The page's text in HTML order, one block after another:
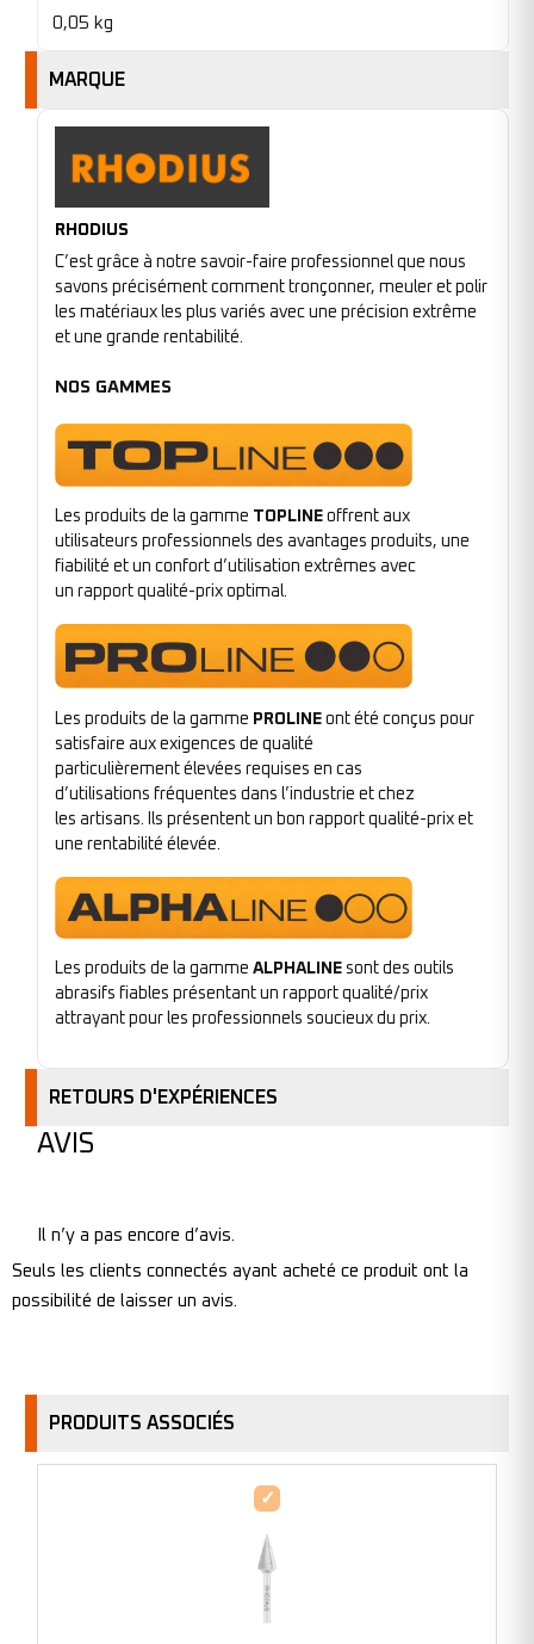
0,05 kg
MARQUE
RHODIUS
C’est grâce à notre savoir-faire professionnel que nous
savons précisément comment tronçonner, meuler et polir
les matériaux les plus variés avec une précision extrême
et une grande rentabilité.
NOS GAMMES
Les produits de la gamme TOPLINE offrent aux
utilisateurs professionnels des avantages produits, une
fiabilité et un confort d’utilisation extrêmes avec
un rapport qualité-prix optimal.
Les produits de la gamme PROLINE ont été conçus pour
satisfaire aux exigences de qualité
particulièrement élevées requises en cas
d’utilisations fréquentes dans l’industrie et chez
les artisans. Ils présentent un bon rapport qualité-prix et
une rentabilité élevée.
Les produits de la gamme ALPHALINE sont des outils
abrasifs fiables présentant un rapport qualité/prix
attrayant pour les professionnels soucieux du prix.
RETOURS D'EXPÉRIENCES
AVIS
Il n’y a pas encore d’avis.
Seuls les clients connectés ayant acheté ce produit ont la
possibilité de laisser un avis.
PRODUITS ASSOCIÉS
Fraises
forme
M